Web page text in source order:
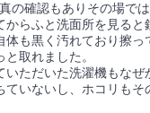
の確認もありその場で
からふと洗面所を見ると
体も黒く汚れており擦
と取れました。
いただいた洗濯機もなぜ
ていないし、ホコリもそ